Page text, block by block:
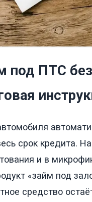
под ПТС
срок кредита. На
и в
«займ под
средство